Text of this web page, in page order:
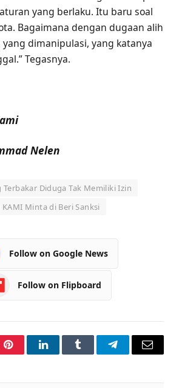
yang berlaku. Itu baru soal
Bagaimana dengan dugaan alih
dimanipulasi, yang katanya
Tegasnya.
Nelen
Terbakar Diduga Tak Memiliki Izin
Minta di Beri Sanksi
Follow on Google News
Follow on Flipboard
PinterestLinkedInTumblr TelegramEmail